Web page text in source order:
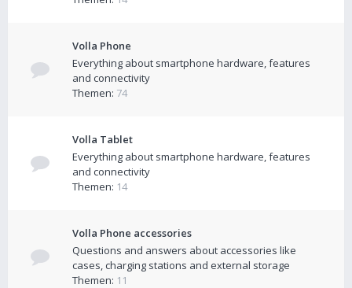
Volla Phone
Everything about smartphone hardware, features
and connectivity
Themen: 74
Volla Tablet
Everything about smartphone hardware, features
and connectivity
Themen: 14
Volla Phone accessories
Questions and answers about accessories like
cases, charging stations and external storage
Themen: 11